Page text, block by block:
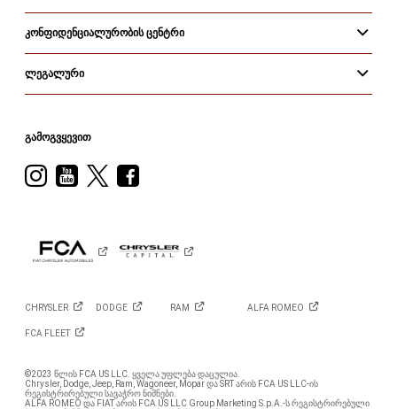
ᲙᲝᲜᲤᲘᲓᲔᲜᲪᲘᲐᲚᲣᲠᲝᲑᲘᲡ ᲪᲔᲜᲢᲠᲘ
ᲚᲔᲒᲐᲚᲣᲠᲘ
ᲒᲐᲛᲝᲒᲕᲧᲔᲕᲘᲗ
Visit
Instagram
Visit
YouTube
Visit
Twitter
Visit
Facebook
CHRYSLER DODGE RAM ALFA ROMEO
FCA FLEET
©2023 წლის FCA US LLC. ყველა უფლება დაცულია.
Chrysler, Dodge, Jeep, Ram, Wagoneer, Mopar და SRT არის FCA US LLC-ის
რეგისტრირებული სავაჭრო ნიშნები.
ALFA ROMEO და FIAT არის FCA US LLC Group Marketing S.p.A.-ს რეგისტრირებული